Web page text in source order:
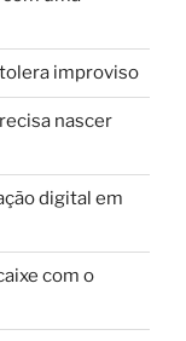
improviso
nascer
digital em
com o